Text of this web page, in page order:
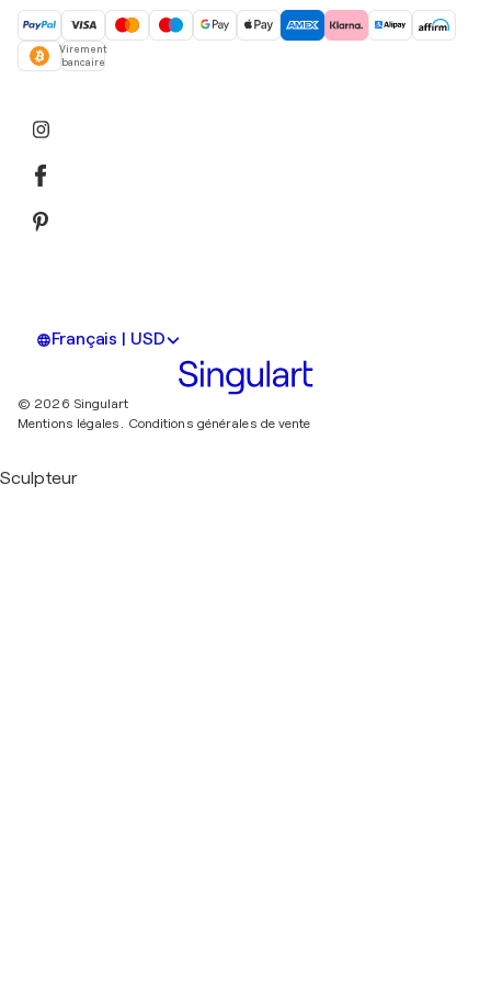
Virement
bancaire
Français | USD
© 2026 Singulart
Mentions légales. Conditions générales de vente
Sculpteur